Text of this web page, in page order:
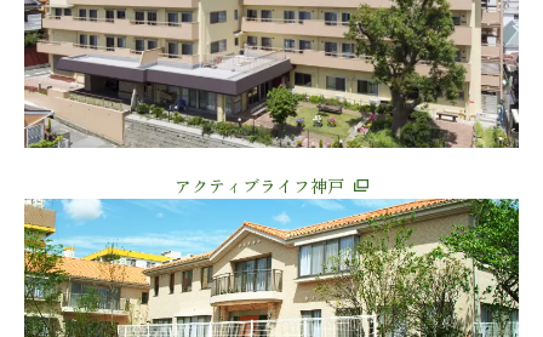
アクティブライフ神戸